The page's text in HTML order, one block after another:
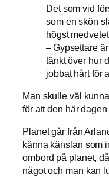
Det som vid
som en skön
högst
– Gypsettare
tänkt över hur
jobbat hårt för
Man skulle väl
för att den här
Planet går från
känna känslan som
ombord på planet,
något och man kan